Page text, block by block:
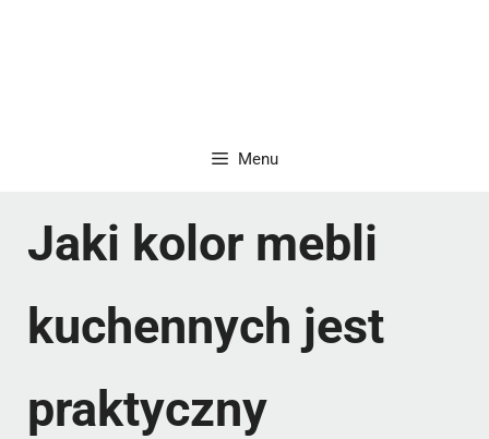
Menu
Jaki kolor mebli
kuchennych jest
praktyczny